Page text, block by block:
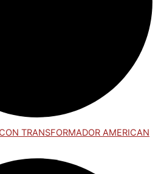
TRANSFORMADOR AMERICAN